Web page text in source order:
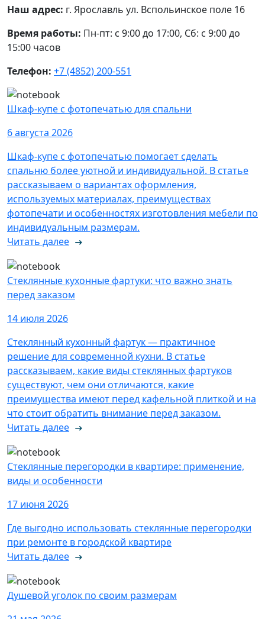
Наш адрес: г. Ярославль ул. Вспольинское поле 16
Время работы: Пн-пт: с 9:00 до 17:00, Сб: с 9:00 до
15:00 часов
Телефон: +7 (4852) 200-551
Шкаф-купе с фотопечатью для спальни
6 августа 2026
Шкаф-купе с фотопечатью помогает сделать
спальню более уютной и индивидуальной. В статье
рассказываем о вариантах оформления,
используемых материалах, преимуществах
фотопечати и особенностях изготовления мебели по
индивидуальным размерам.
Читать далее
Стеклянные кухонные фартуки: что важно знать
перед заказом
14 июля 2026
Стеклянный кухонный фартук — практичное
решение для современной кухни. В статье
рассказываем, какие виды стеклянных фартуков
существуют, чем они отличаются, какие
преимущества имеют перед кафельной плиткой и на
что стоит обратить внимание перед заказом.
Читать далее
Стеклянные перегородки в квартире: применение,
виды и особенности
17 июня 2026
Где выгодно использовать стеклянные перегородки
при ремонте в городской квартире
Читать далее
Душевой уголок по своим размерам